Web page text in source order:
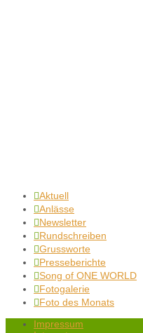
Aktuell
Anlässe
Newsletter
Rundschreiben
Grussworte
Presseberichte
Song of ONE WORLD
Fotogalerie
Foto des Monats
Impressum